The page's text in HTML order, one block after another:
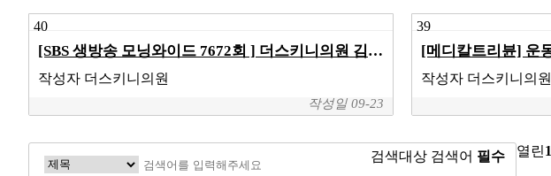
40
[SBS 생방송 모닝와이드 7672회 ] 더스키니의원 김진서원장님 인터뷰
작성자 더스키니의원
작성일09-23
39
작성자 더스키니의원
검색대상 검색어 필수 열린1